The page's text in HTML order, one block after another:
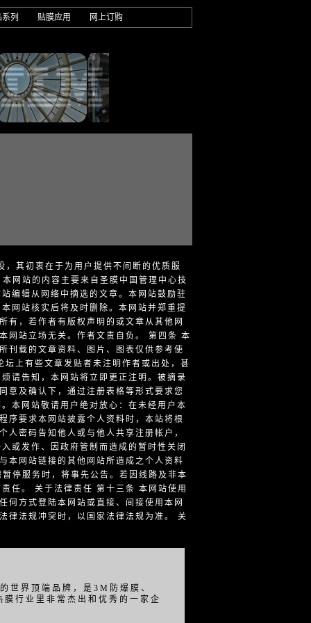
列 贴膜应用 网上订购
其初衷在于为用户提供不间断的优质服
网站的内容主要来自圣膜中国管理中心技
编辑从网络中摘选的文章。本网站鼓励驻
网站核实后将及时删除。本网站并郑重提
有，若作者有版权声明的或文章从其他网
网站立场无关。作者文责自负。 第四条 本
刊载的文章资料、图片、图表仅供参考使
上有些文章发贴者未注明作者或出处，甚
请告知，本网站将立即更正注明。被摘录
意及确认下，通过注册表格等形式要求您
本网站敬请用户绝对放心：在未经用户本
序要求本网站披露个人资料时，本站将根
密码告知他人或与他人共享注册帐户，
或发作、因政府管制而造成的暂时性关闭
本网站链接的其他网站所造成之个人资料
停服务时，将事先公告。若因线路及非本
任。 关于法律责任 第十三条 本网站使用
何方式登陆本网站或直接、间接使用本网
律法规冲突时，以国家法律法规为准。 关
世界顶端品牌，是3M防爆膜、
行业里非常杰出和优秀的一家企